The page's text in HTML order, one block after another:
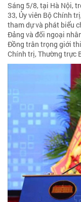
Sáng 5/8, tại Hà Nội,
33, Ủy viên Bộ Chính
tham dự và phát biểu
Đảng và đối ngoại
Đồng trân trọng giới
Chính trị, Thường trực